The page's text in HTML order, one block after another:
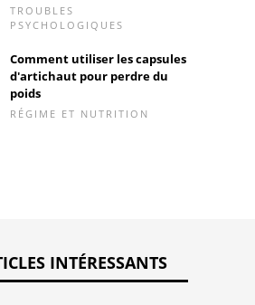
TROUBLES
PSYCHOLOGIQUES
Comment utiliser les capsules
d'artichaut pour perdre du
poids
RÉGIME ET NUTRITION
INTÉRESSANTS